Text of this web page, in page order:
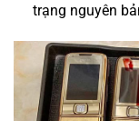
trạng nguyên